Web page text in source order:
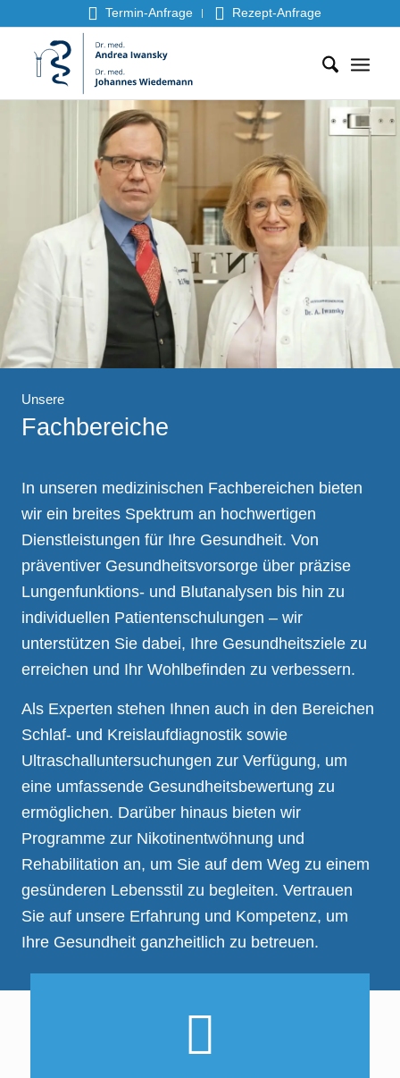
Termin-Anfrage Rezept-Anfrage
Unsere
Fachbereiche
In unseren medizinischen Fachbereichen bieten
wir ein breites Spektrum an hochwertigen
Dienstleistungen für Ihre Gesundheit. Von
präventiver Gesundheitsvorsorge über präzise
Lungenfunktions- und Blutanalysen bis hin zu
individuellen Patientenschulungen – wir
unterstützen Sie dabei, Ihre Gesundheitsziele zu
erreichen und Ihr Wohlbefinden zu verbessern.
Als Experten stehen Ihnen auch in den Bereichen
Schlaf- und Kreislaufdiagnostik sowie
Ultraschalluntersuchungen zur Verfügung, um
eine umfassende Gesundheitsbewertung zu
ermöglichen. Darüber hinaus bieten wir
Programme zur Nikotinentwöhnung und
Rehabilitation an, um Sie auf dem Weg zu einem
gesünderen Lebensstil zu begleiten. Vertrauen
Sie auf unsere Erfahrung und Kompetenz, um
Ihre Gesundheit ganzheitlich zu betreuen.